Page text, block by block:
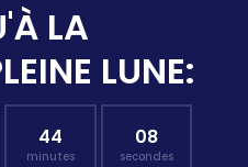
LA
LUNE:
44
minutes
07
secondes